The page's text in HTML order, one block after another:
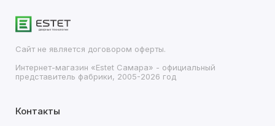
Сайт не является договором оферты.
Интернет-магазин «Estet Самара» - официальный
представитель фабрики, 2005-2026 год
Контакты